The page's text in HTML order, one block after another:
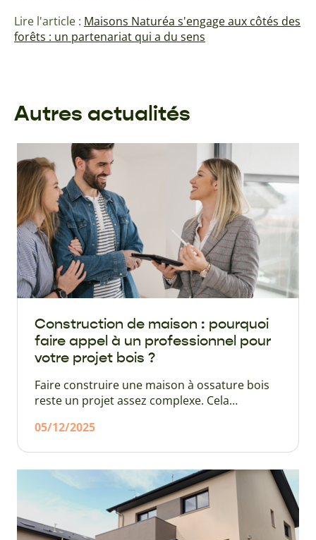
Lire l'article : Maisons Naturéa s'engage aux côtés des
forêts : un partenariat qui a du sens
Autres actualités
Construction de maison : pourquoi
faire appel à un professionnel pour
votre projet bois ?
Faire construire une maison à ossature bois
reste un projet assez complexe. Cela
un sens de l’organisation et une connaissance
premier réseau français de constructeurs de
maisons bois est un gage de qualité.
05/12/2025